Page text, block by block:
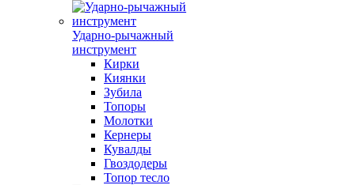
Ударно-рычажный
инструмент
Кирки
Киянки
Зубила
Топоры
Молотки
Кернеры
Кувалды
Гвоздодеры
Топор тесло